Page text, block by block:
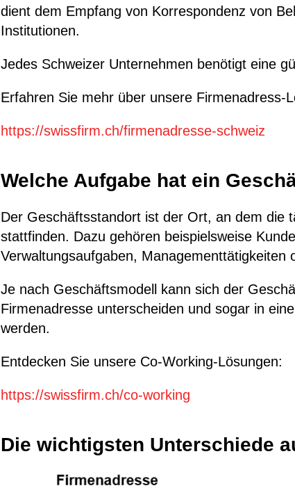
dient dem Empfang von Korrespondenz von
Institutionen.
Jedes Schweizer Unternehmen benötigt eine
Erfahren Sie mehr über unsere Firmenadress-
https://swissfirm.ch/firmenadresse-schweiz
Welche Aufgabe hat ein
Der Geschäftsstandort ist der Ort, an dem die
stattfinden. Dazu gehören beispielsweise
Verwaltungsaufgaben, Managementtätigkeiten
Je nach Geschäftsmodell kann sich der
Firmenadresse unterscheiden und sogar in
werden.
Entdecken Sie unsere Co-Working-Lösungen:
https://swissfirm.ch/co-working
Die wichtigsten Unterschiede